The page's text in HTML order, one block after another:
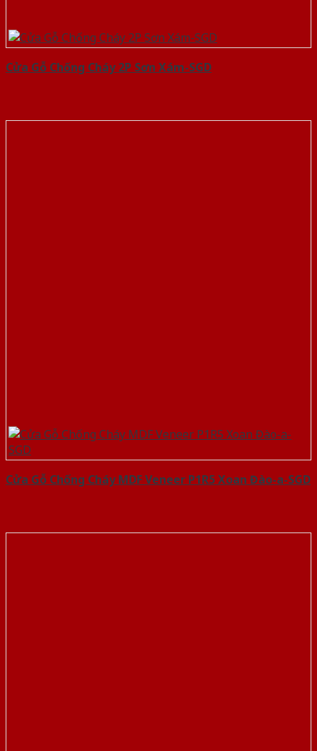
Cửa Gỗ Chống Cháy 2P Sơn Xám-SGD
Cửa Gỗ Chống Cháy MDF Veneer P1R5 Xoan Đào-a-SGD